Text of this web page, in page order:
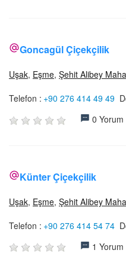
Goncagül Çiçekçilik
Uşak, Eşme, Şehit Alibey
Telefon : +90 276 414 49 49
0
Künter Çiçekçilik
Uşak, Eşme, Şehit Alibey
Telefon : +90 276 414 54 74
1